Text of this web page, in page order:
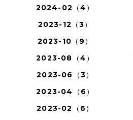
2024-02（4）
2023-12（3）
2023-10（9）
2023-08（4）
2023-06（3）
2023-04（6）
2023-02（6）